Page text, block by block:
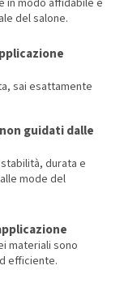
modo affidabile e
del salone.
sai esattamente
guidati dalle
durata e
mode del
materiali sono
efficiente.